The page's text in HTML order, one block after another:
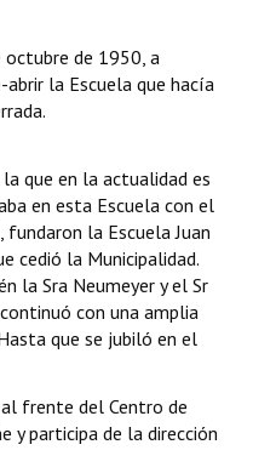
de 1950, a
abrir la Escuela que hacía
que en la actualidad es
en esta Escuela con el
fundaron la Escuela Juan
cedió la Municipalidad.
la Sra Neumeyer y el Sr
con una amplia
que se jubiló en el
frente del Centro de
y participa de la dirección